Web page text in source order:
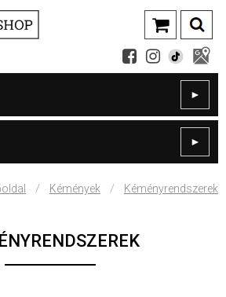
►
►
/ Kémények / Kéményrendszerek